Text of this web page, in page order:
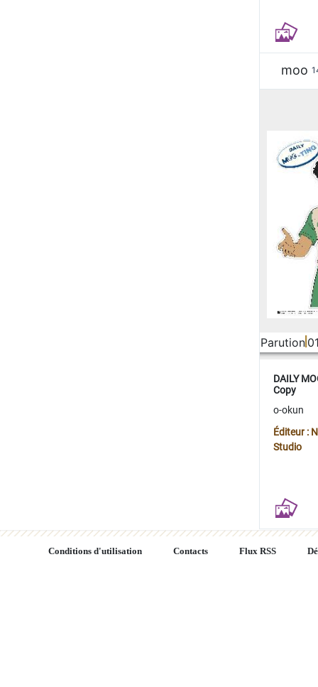
moo
Parution
DAILY
Copy
o-okun
Éditeur :
Studio
Conditions d'utilisation Contacts Flux RSS